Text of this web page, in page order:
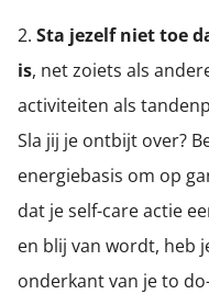
2. Sta jezelf niet toe
is, net zoiets als
activiteiten als
Sla jij je ontbijt over?
energiebasis om op
dat je self-care actie
en blij van wordt, heb
onderkant van je to